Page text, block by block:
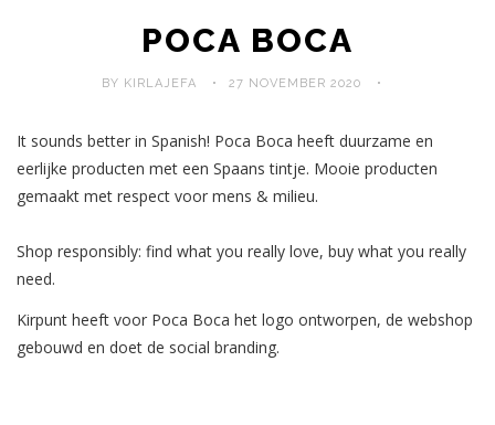
POCA BOCA
BY KIRLAJEFA 27 NOVEMBER 2020
It sounds better in Spanish! Poca Boca heeft duurzame en
eerlijke producten met een Spaans tintje. Mooie producten
gemaakt met respect voor mens & milieu.
Shop responsibly: find what you really love, buy what you really
need.
Kirpunt heeft voor Poca Boca het logo ontworpen, de webshop
gebouwd en doet de social branding.